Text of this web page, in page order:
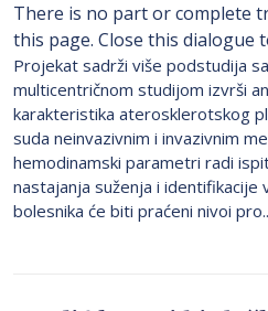
There is no part or complete
this page. Close this dialogue
Projekat sadrži više podstudija
multicentričnom studijom izvrši
karakteristika aterosklerotskog
suda neinvazivnim i invazivnim
hemodinamski parametri radi
nastajanja suženja i identifikacije
bolesnika će biti praćeni nivoi